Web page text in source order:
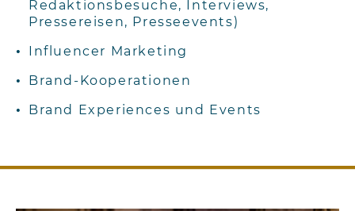
Redaktionsbesuche, Interviews,
Pressereisen, Presseevents)
Influencer Marketing
Brand-Kooperationen
Brand Experiences und Events